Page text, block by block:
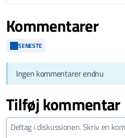
Kommentarer
SENESTE
Ingen kommentarer endnu
Tilføj kommentar